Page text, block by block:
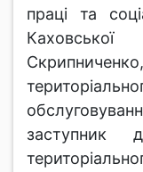
праці та
заступник